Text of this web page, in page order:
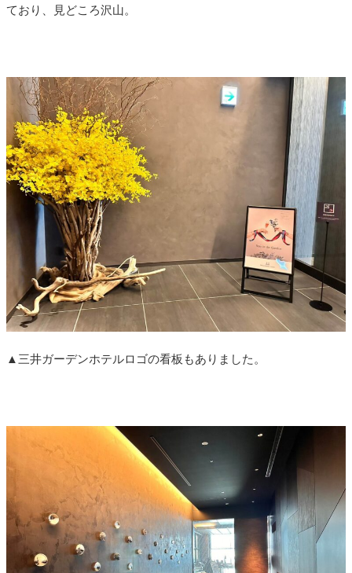
ており、見どころ沢山。
▲三井ガーデンホテルロゴの看板もありました。